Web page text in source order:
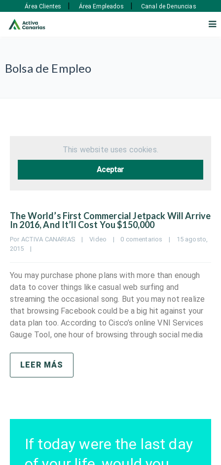
Bolsa de Empleo
This website uses cookies.
Aceptar
The World’s First Commercial Jetpack Will Arrive
In 2016, And It’ll Cost You $150,000
Por ACTIVA CANARIAS | Video | 0 comentarios |
15 agosto,
2015 |
You may purchase phone plans with more than enough
data to cover things like casual web surfing and
streaming the occasional song. But you may not realize
that browsing Facebook could be a big hit against your
data plan too. According to Cisco’s online VNI Services
Gauge Tool, one hour of browsing through social media
LEER MÁS
If today were the last day
Área Clientes | Área Empleados | Canal de Denuncias